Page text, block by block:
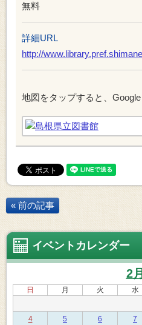
無料
詳細URL
http://
地図をタップすると、Google
« 前の記事
イベントカレンダー
2月
日 月 火 水
4
5 6 7